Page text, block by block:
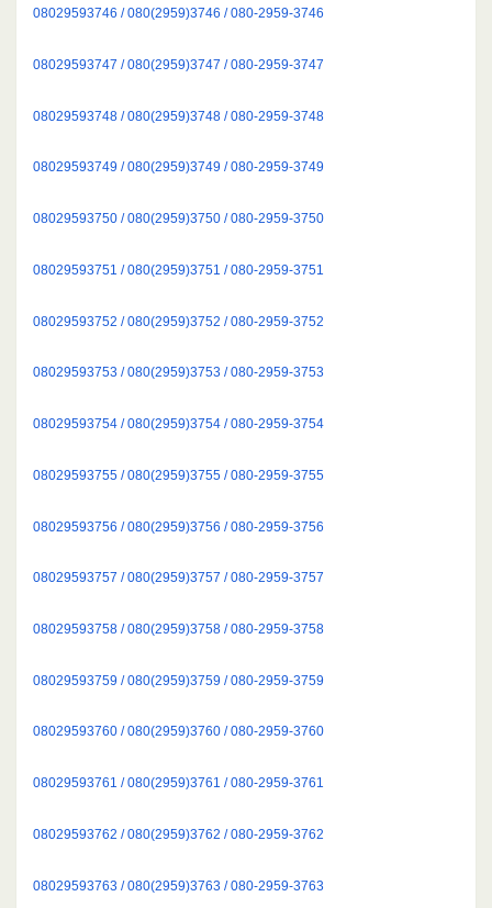
08029593746 / 080(2959)3746 / 080-2959-3746
08029593747 / 080(2959)3747 / 080-2959-3747
08029593748 / 080(2959)3748 / 080-2959-3748
08029593749 / 080(2959)3749 / 080-2959-3749
08029593750 / 080(2959)3750 / 080-2959-3750
08029593751 / 080(2959)3751 / 080-2959-3751
08029593752 / 080(2959)3752 / 080-2959-3752
08029593753 / 080(2959)3753 / 080-2959-3753
08029593754 / 080(2959)3754 / 080-2959-3754
08029593755 / 080(2959)3755 / 080-2959-3755
08029593756 / 080(2959)3756 / 080-2959-3756
08029593757 / 080(2959)3757 / 080-2959-3757
08029593758 / 080(2959)3758 / 080-2959-3758
08029593759 / 080(2959)3759 / 080-2959-3759
08029593760 / 080(2959)3760 / 080-2959-3760
08029593761 / 080(2959)3761 / 080-2959-3761
08029593762 / 080(2959)3762 / 080-2959-3762
08029593763 / 080(2959)3763 / 080-2959-3763